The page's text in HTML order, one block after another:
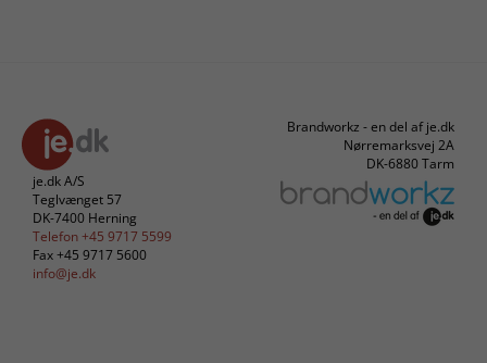
je.dk A/S
Teglvænget 57
DK-7400 Herning
Telefon +45 9717 5599
Fax +45 9717 5600
info@je.dk
Brandworkz - en del af je.dk
Nørremarksvej 2A
DK-6880 Tarm